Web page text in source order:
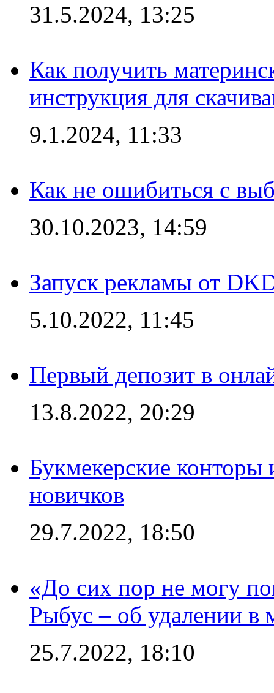
31.5.2024, 13:25
Как получить
инструкция для
9.1.2024, 11:33
Как не ошибиться с
30.10.2023, 14:59
Запуск рекламы от
5.10.2022, 11:45
Первый депозит в
13.8.2022, 20:29
Букмекерские конторы
новичков
29.7.2022, 18:50
«До сих пор не могу
Рыбус – об удалении в
25.7.2022, 18:10